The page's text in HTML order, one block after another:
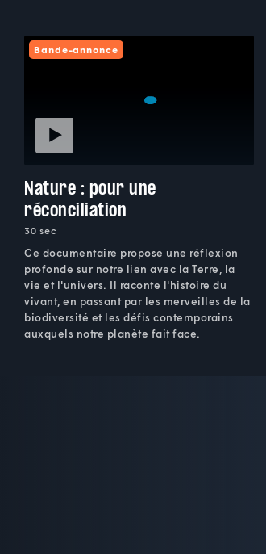
Bande-annonce
Nature : pour une
réconciliation
30 sec
Ce documentaire propose une réflexion
profonde sur notre lien avec la Terre, la
vie et l'univers. Il raconte l'histoire du
vivant, en passant par les merveilles de la
biodiversité et les défis contemporains
auxquels notre planète fait face.